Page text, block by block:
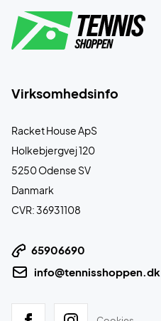
Virksomhedsinfo
Racket House ApS
Holkebjergvej 120
5250 Odense SV
Danmark
CVR: 36931108
65906690
info@tennisshoppen.dk